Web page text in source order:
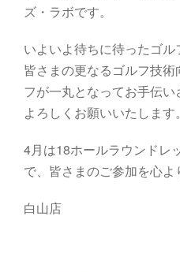
ズ・ラボです。
いよいよ待ちに待ったゴル
皆さまの更なるゴルフ技
フが一丸となってお手伝
よろしくお願いいたします。
4月は18ホールラウンドレ
で、皆さまのご参加を心よ
白山店